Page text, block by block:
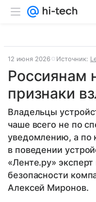
12 июня 2026 Источник:
Россиянам
признаки
Владельцы
чаше всего не по
уведомлению, а по
в поведении
«Ленте.ру»
безопасности
Алексей Миронов.